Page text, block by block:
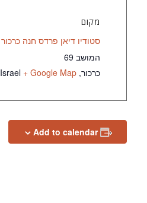
מקום
סטודיו דיאן פרדס חנה כרכור
המושב 69
כרכור,
Israel + Google Map
Add to calendar